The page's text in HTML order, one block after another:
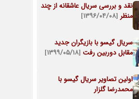
نقد و بررسی سریال عاشقانه از چند
منظر [۱۳۹۶/۰۴/۰۸]
سریال گیسو با بازیگران جدید
مقابل دوربین رفت [۱۳۹۹/۰۵/۱۸]
اولین تصاویر سریال گیسو با
محمدرضا گلزار